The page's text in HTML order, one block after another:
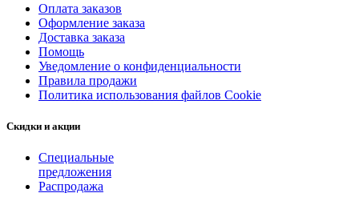
Оплата заказов
Оформление заказа
Доставка заказа
Помощь
Уведомление о конфиденциальности
Правила продажи
Политика использования файлов Cookie
Скидки и акции
Специальные
предложения
Распродажа